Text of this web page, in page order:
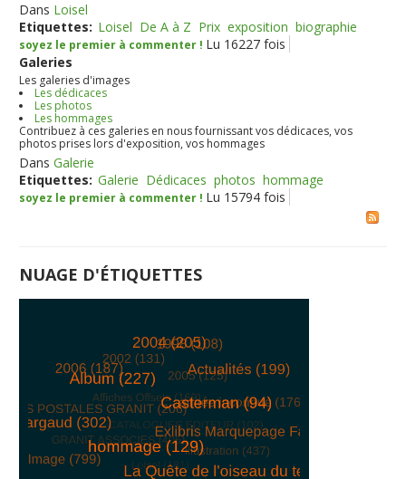
Dans Loisel
Etiquettes: Loisel De A à Z Prix exposition biographie
soyez le premier à commenter ! Lu 16227 fois
Galeries
Les galeries d'images
Les dédicaces
Les photos
Les hommages
Contribuez à ces galeries en nous fournissant vos dédicaces, vos
photos prises lors d'exposition, vos hommages
DansGalerie
Etiquettes: Galerie Dédicaces photos hommage
soyez le premier à commenter ! Lu 15794 fois
NUAGE D'ÉTIQUETTES